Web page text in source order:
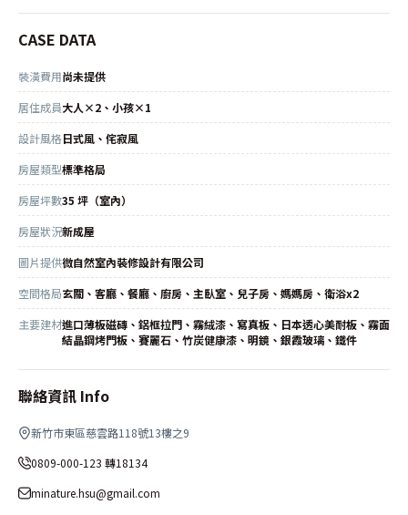
CASE DATA
裝潢費用尚未提供
居住成員大人×2、小孩×1
設計風格日式風、侘寂風
房屋類型標準格局
房屋坪數35 坪（室內）
房屋狀況新成屋
圖片提供微自然室內裝修設計有限公司
空間格局玄關、客廳、餐廳、廚房、主臥室、兒子房、媽媽房、衛浴x2
主要建材進口薄板磁磚、鋁框拉門、霧絨漆、寫真板、日本透心美耐板、霧面
結晶鋼烤門板、賽麗石、竹炭健康漆、明鏡、銀霞玻璃、鐵件
聯絡資訊 Info
新竹市東區慈雲路118號13樓之9
0809-000-123 轉18134
minature.hsu@gmail.com